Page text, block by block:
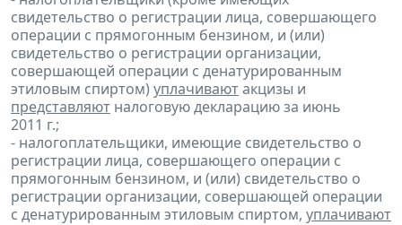
свидетельство о регистрации лица, совершающего
операции с прямогонным бензином, и (или)
свидетельство о регистрации организации,
совершающей операции с денатурированным
этиловым спиртом) уплачиваютакцизы и
представляют налоговую декларацию за июнь
2011 г.;
- налогоплательщики, имеющие свидетельство о
регистрации лица, совершающего операции с
прямогонным бензином, и (или) свидетельство о
регистрации организации, совершающей операции
с денатурированным этиловым спиртом, уплачивают